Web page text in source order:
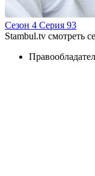
Сезон 4 Серия 93
Stambul.tv смотреть